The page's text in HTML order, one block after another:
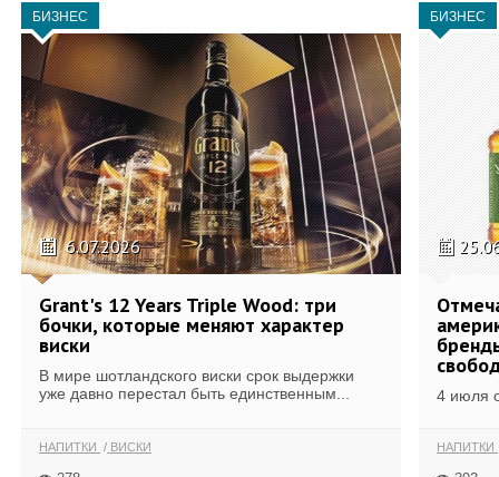
БИЗНЕС
6.07.2026
Grant's 12 Years Triple Wood: три
бочки, которые меняют характер
виски
В мире шотландского виски срок выдержки
уже давно перестал быть единственным...
НАПИТКИ ВИСКИ
БИЗНЕС
4 июля
НАПИТКИ